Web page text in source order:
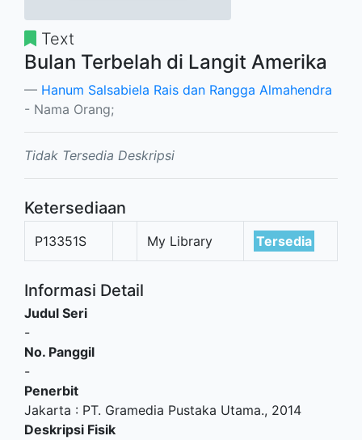
Text
Bulan Terbelah di Langit Amerika
Hanum Salsabiela Rais dan Rangga Almahendra
- Nama Orang;
Tidak Tersedia Deskripsi
Ketersediaan
P13351S My Library Tersedia
Informasi Detail
Judul Seri
-
No. Panggil
-
Penerbit
Jakarta : PT. Gramedia Pustaka Utama., 2014
Deskripsi Fisik